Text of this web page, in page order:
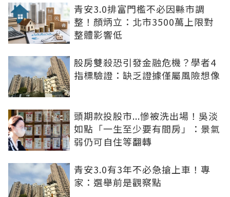
青安3.0排富門檻不必因縣市調
整！顏炳立：北市3500萬上限對
整體影響低
股房雙殺恐引發金融危機？學者4
指標驗證：缺乏證據僅屬風險想像
頭期款投股市...慘被洗出場！吳淡
如點「一生至少要有間房」：景氣
弱仍可自住等翻轉
青安3.0有3年不必急搶上車！專
家：選舉前是觀察點